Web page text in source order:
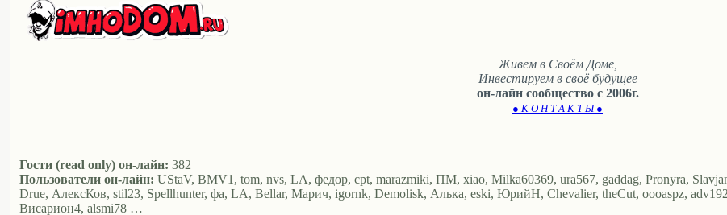
Живем в Своём Доме,
Инвестируем в своё будущее
он-лайн сообщество с 2006г.
● К О Н Т А К Т Ы ●
Гости (read only) он-лайн: 382
Пользователи он-лайн: UStaV, BMV1, tom, nvs, LA, федор, cpt, marazmiki, ПМ, xiao, Milka60369, ura567, gaddag, Pronyra,
Drue, АлексКов, stil23, Spellhunter, фа, LA, Bellar, Марич, igornk, Demolisk, Алька, eski, ЮрийН, Chevalier, theCut, oooaspz,
Висариoн4, alsmi78 …